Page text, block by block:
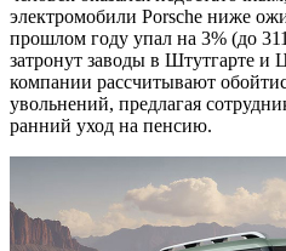
электромобили Porsche ниже
прошлом году упал на 3% (до
затронут заводы в Штутгарте и
компании рассчитывают
увольнений, предлагая
ранний уход на пенсию.